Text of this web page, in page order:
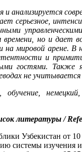
анализируется
серьезное,
времени, но и дает
мировой арене. В
и
гостями. Также
не
литературы /
Узбекистан от
системы изучения